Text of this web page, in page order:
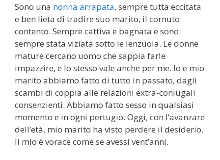
Sono una nonna arrapata, sempre tutta eccitata
e ben lieta di tradire suo marito, il cornuto
contento. Sempre cattiva e bagnata e sono
sempre stata viziata sotto le lenzuola. Le donne
mature cercano uomo che sappia farle
impazzire, e lo stesso vale anche per me. Io e mio
marito abbiamo fatto di tutto in passato, dagli
scambi di coppia alle relazioni extra-coniugali
consenzienti. Abbiamo fatto sesso in qualsiasi
momento e in ogni pertugio. Oggi, con l’avanzare
dell’età, mio marito ha visto perdere il desiderio.
Il mio è vorace come se avessi vent’anni.